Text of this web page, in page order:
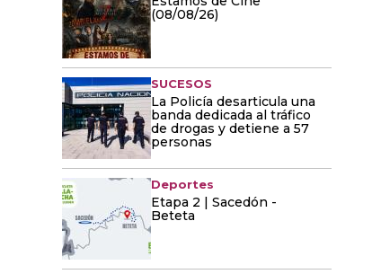
(08/08/26)
SUCESOS
La Policía desarticula una
banda dedicada al tráfico
de drogas y detiene a 57
personas
Deportes
Etapa 2 | Sacedón -
Beteta